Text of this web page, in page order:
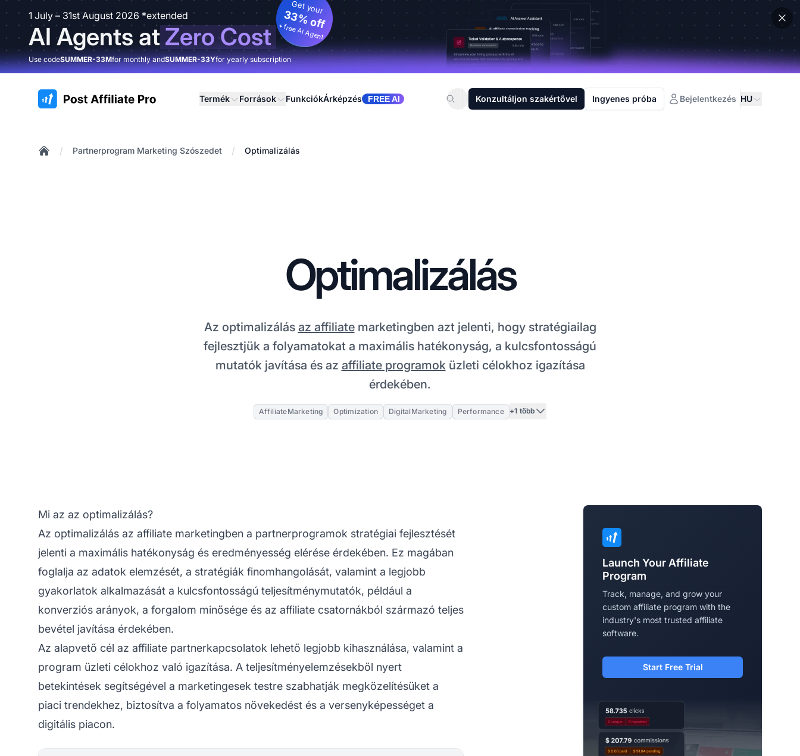
1 July – 31st August 2026 *extended
AI Agents atZero Cost
Get your
33% off
+ free AI Agent
Use codeSUMMER-33Mfor monthly andSUMMER-33Yfor yearly subscription
:site.title Termék Források FunkciókÁrképzés FREE AI Konzultáljon szakértővel Ingyenes próba Bejelentkezés HU
/ Partnerprogram Marketing Szószedet / Optimalizálás
Optimalizálás
Az optimalizálás az affiliatemarketingben azt jelenti, hogy stratégiailag
fejlesztjük a folyamatokat a maximális hatékonyság, a kulcsfontosságú
mutatók javítása és az affiliate programoküzleti célokhoz igazítása
érdekében.
AffiliateMarketing Optimization DigitalMarketing Performance +1 több
Mi az az optimalizálás?
Az optimalizálás az affiliate marketingben a partnerprogramok stratégiai fejlesztését
jelenti a maximális hatékonyság és eredményesség elérése érdekében. Ez magában
foglalja az adatok elemzését, a stratégiák finomhangolását, valamint a legjobb
gyakorlatok alkalmazását a kulcsfontosságú teljesítménymutatók, például a
konverziós arányok, a forgalom minősége és az affiliate csatornákból származó teljes
bevétel javítása érdekében.
Az alapvető cél az affiliate partnerkapcsolatok lehető legjobb kihasználása, valamint a
program üzleti célokhoz való igazítása. A teljesítményelemzésekből nyert
betekintések segítségével a marketingesek testre szabhatják megközelítésüket a
piaci trendekhez, biztosítva a folyamatos növekedést és a versenyképességet a
digitális piacon.
Launch Your Affiliate
Program
Track, manage, and grow your
custom affiliate program with the
industry's most trusted affiliate
software.
Start Free Trial